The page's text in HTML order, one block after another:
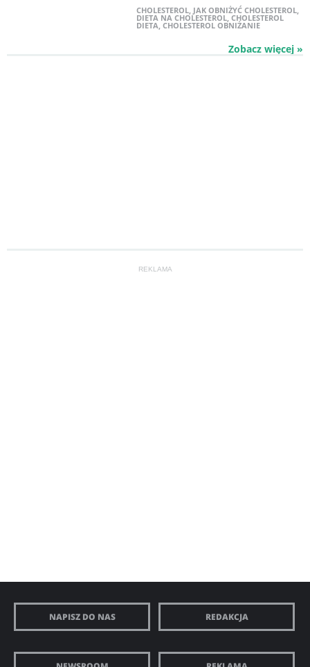
CHOLESTEROL, JAK OBNIŻYĆ CHOLESTEROL,
DIETA NA CHOLESTEROL, CHOLESTEROL
DIETA, CHOLESTEROL OBNIŻANIE
Zobacz więcej »
REKLAMA
NAPISZ DO NAS REDAKCJA